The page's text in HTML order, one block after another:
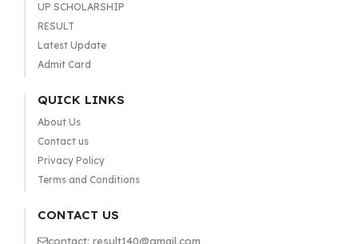
UP SCHOLARSHIP
RESULT
Latest Update
Admit Card
QUICK LINKS
About Us
Contact us
Privacy Policy
Terms and Conditions
CONTACT US
contact: result140@gmail.com